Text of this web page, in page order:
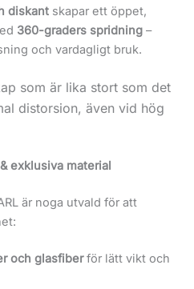
diskant skapar ett öppet,
360-graders spridning –
och vardagligt bruk.
som är lika stort som det
distorsion, även vid hög
exklusiva material
är noga utvald för att
och glasfiberför lätt vikt och